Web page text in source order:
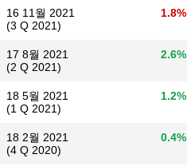
16 11월 2021
(3 Q 2021)
1.8%
17 8월 2021
(2 Q 2021)
2.6%
18 5월 2021
(1 Q 2021)
1.2%
18 2월 2021
(4 Q 2020)
0.4%